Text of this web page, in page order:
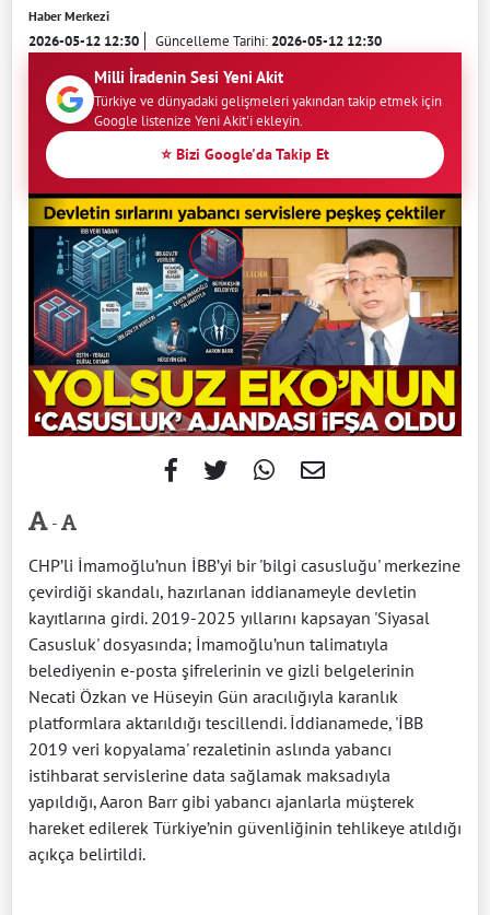
Haber Merkezi
2026-05-12 12:30 Güncelleme Tarihi:2026-05-12 12:30
Milli İradenin Sesi Yeni Akit
Türkiye ve dünyadaki gelişmeleri yakından takip etmek için
Google listenize Yeni Akit'i ekleyin.
⭐ Bizi Google'da Takip Et
-
CHP’li İmamoğlu’nun İBB’yi bir 'bilgi casusluğu' merkezine
çevirdiği skandalı, hazırlanan iddianameyle devletin
kayıtlarına girdi. 2019-2025 yıllarını kapsayan 'Siyasal
Casusluk' dosyasında; İmamoğlu’nun talimatıyla
belediyenin e-posta şifrelerinin ve gizli belgelerinin
Necati Özkan ve Hüseyin Gün aracılığıyla karanlık
platformlara aktarıldığı tescillendi. İddianamede, 'İBB
2019 veri kopyalama' rezaletinin aslında yabancı
istihbarat servislerine data sağlamak maksadıyla
yapıldığı, Aaron Barr gibi yabancı ajanlarla müşterek
hareket edilerek Türkiye’nin güvenliğinin tehlikeye atıldığı
açıkça belirtildi.